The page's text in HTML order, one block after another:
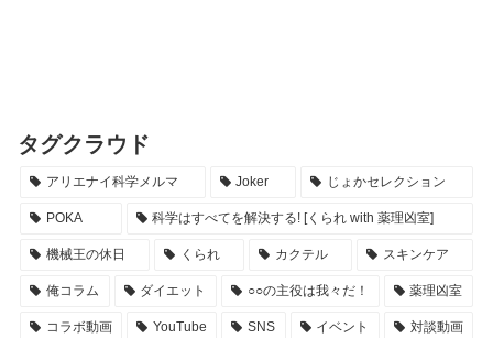
タグクラウド
アリエナイ科学メルマ Joker じょかセレクション
POKA 科学はすべてを解決する! [くられ with 薬理凶室]
機械王の休日 くられ カクテル スキンケア
俺コラム ダイエット ○○の主役は我々だ！ 薬理凶室
コラボ動画 YouTube SNS イベント 対談動画